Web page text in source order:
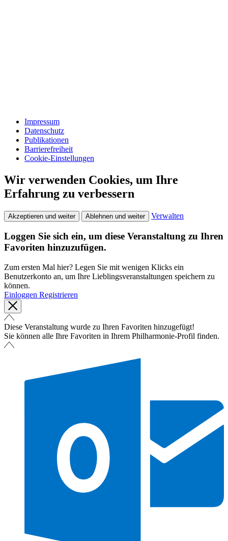
Impressum
Datenschutz
Publikationen
Barrierefreiheit
Cookie-Einstellungen
Wir verwenden Cookies, um Ihre
Erfahrung zu verbessern
Akzeptieren und weiter Ablehnen und weiter Verwalten
Loggen Sie sich ein, um diese Veranstaltung zu Ihren
Favoriten hinzuzufügen.
Zum ersten Mal hier? Legen Sie mit wenigen Klicks ein
Benutzerkonto an, um Ihre Lieblingsveranstaltungen speichern zu
können.
Einloggen Registrieren
Diese Veranstaltung wurde zu Ihren Favoriten hinzugefügt!
Sie können alle Ihre Favoriten in Ihrem Philharmonie-Profil finden.